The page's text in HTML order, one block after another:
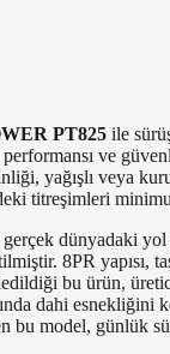
PT825 ile
ve
yağışlı veya
titreşimleri
dünyadaki
8PR
bu ürün,
dahi
bu model, günlük